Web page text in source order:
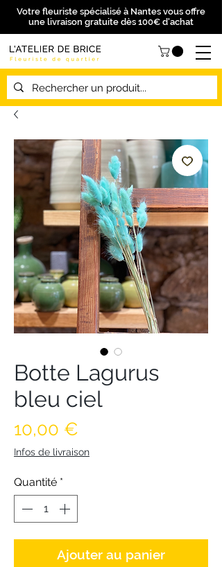
Votre fleuriste spécialisé à Nantes vous offre
une livraison gratuite dès 100€ d'achat
Botte Lagurus
bleu ciel
10,00 €
Infos de livraison
Quantité *
Ajouter au panier